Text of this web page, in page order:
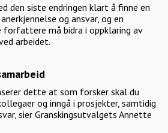
den siste endringen klart å finne en
og ansvar, og en
må bidra i oppklaring av
arbeidet.
dette at som forsker skal du
og inngå i prosjekter, samtidig
sier Granskingsutvalgets Annette